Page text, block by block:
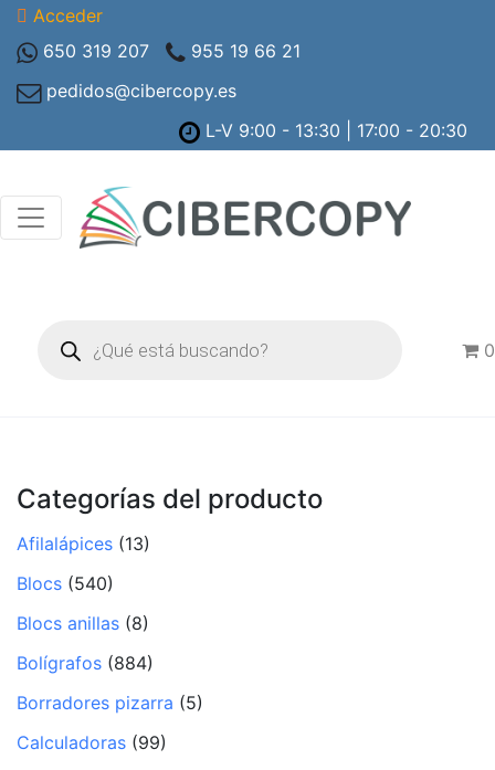
Acceder
650 319 207
955 19 66 21
pedidos@cibercopy.es
L-V 9:00 - 13:30 | 17:00 - 20:30
productos
0
Categorías del producto
Afilalápices (13)
Blocs (540)
Blocs anillas (8)
Bolígrafos (884)
Borradores pizarra (5)
Calculadoras (99)